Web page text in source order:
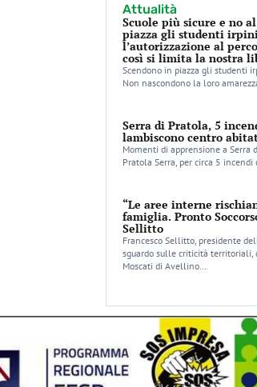
Attualità
Scuole più sicure e no
piazza gli studenti
l’autorizzazione al
così si limita la nostra
Scendono in piazza gli studenti
Non nascondono la loro
Serra di Pratola, 5
lambiscono centro
Momenti di apprensione a Serra
Pratola Serra, per circa 5 incendi
“Le aree interne
famiglia. Pronto
Sellitto
Francesco Sellitto, presidente
sguardo sulle criticità territoriali,
Moscati di Avellino…